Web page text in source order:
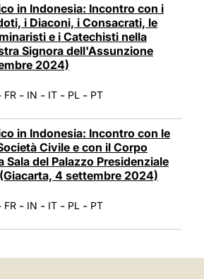
in Indonesia: Incontro con i
i Diaconi, i Consacrati, le
e i Catechisti nella
Signora dell'Assunzione
2024)
FR - IN - IT - PL - PT
in Indonesia: Incontro con le
Civile e con il Corpo
Sala del Palazzo Presidenziale
4 settembre 2024)
FR - IN - IT - PL - PT